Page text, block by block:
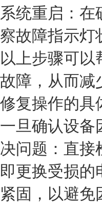
系统重启：在
察故障指示灯
以上步骤可以
故障，从而减
修复操作的具
一旦确认设备
决问题：直接
即更换受损的
紧固，以避免